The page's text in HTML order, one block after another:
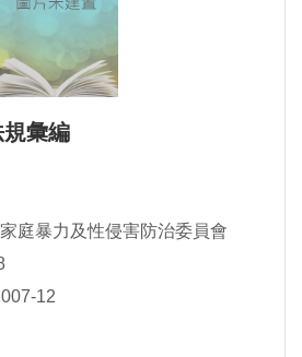
彙編
庭暴力及性侵害防治委員會
12